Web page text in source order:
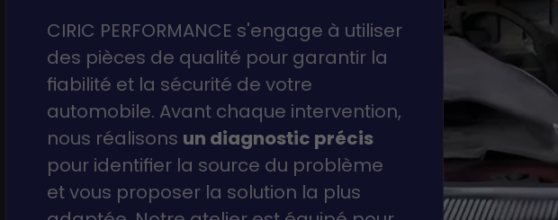
CIRIC PERFORMANCE s'engage à utiliser
des pièces de qualité pour garantir la
fiabilité et la sécurité de votre
automobile. Avant chaque intervention,
nous réalisons un diagnostic précis
pour identifier la source du problème
et vous proposer la solution la plus